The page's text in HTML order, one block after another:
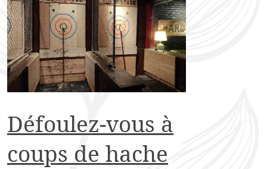
Défoulez-vous à
coups de hache